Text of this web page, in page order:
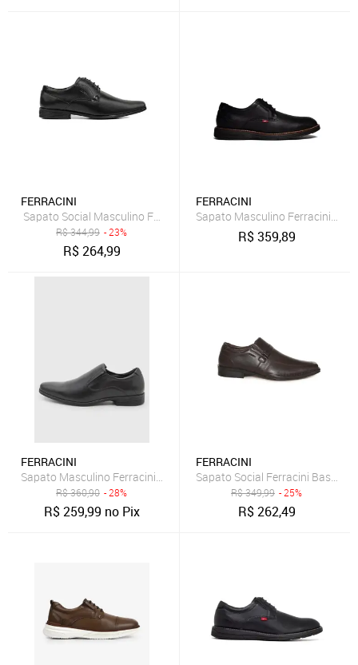
FERRACINI
Sapato Social Masculino Ferracini Liverpool Couro Bico Fino
R$344,99 - 23%
R$264,99
FERRACINI
Sapato Masculino Ferracini
R$359,89
FERRACINI
Sapato Masculino Ferracini Clássico Preto
R$360,90 - 28%
R$259,99 no Pix
FERRACINI
Sapato Social Ferracini Basic
R$349,99 - 25%
R$262,49